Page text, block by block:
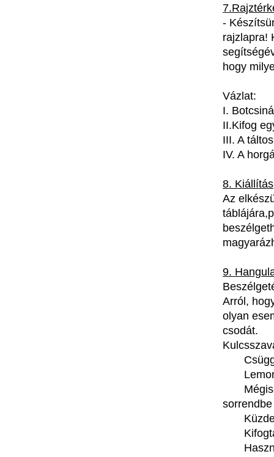
-
rajzlapra!
hogy
Vázlat:
I.
II.Kifog
III. A táltos
IV. A
8. Kiállítás
Az
táblájára,
9.
Arról ,
olyan
csodát.
sorrendbe